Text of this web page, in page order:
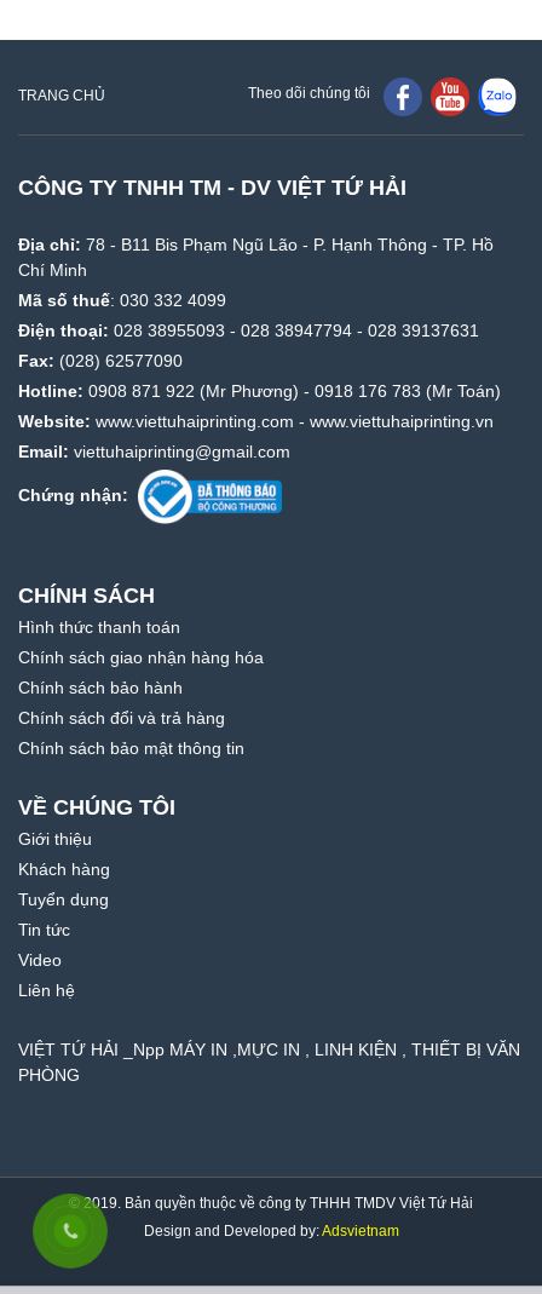
TRANG CHỦ Theo dõi chúng tôi
CÔNG TY TNHH TM - DV VIỆT TỨ HẢI
Địa chỉ: 78 - B11 Bis Phạm Ngũ Lão - P. Hạnh Thông - TP. Hồ
Chí Minh
Mã số thuế: 030 332 4099
Điện thoại: 028 38955093 - 028 38947794 - 028 39137631
Fax: (028) 62577090
Hotline: 0908 871 922 (Mr Phương) - 0918 176 783 (Mr Toán)
Website: www.viettuhaiprinting.com - www.viettuhaiprinting.vn
Email: viettuhaiprinting@gmail.com
Chứng nhận:
CHÍNH SÁCH
Hình thức thanh toán
Chính sách giao nhận hàng hóa
Chính sách bảo hành
Chính sách đổi và trả hàng
Chính sách bảo mật thông tin
VỀ CHÚNG TÔI
Giới thiệu
Khách hàng
Tuyển dụng
Tin tức
Video
Liên hệ
VIỆT TỨ HẢI _Npp MÁY IN ,MỰC IN , LINH KIỆN , THIẾT BỊ VĂN
PHÒNG
© 2019. Bản quyền thuộc về công ty THHH TMDV Việt Tứ Hải
Design and Developed by:Adsvietnam